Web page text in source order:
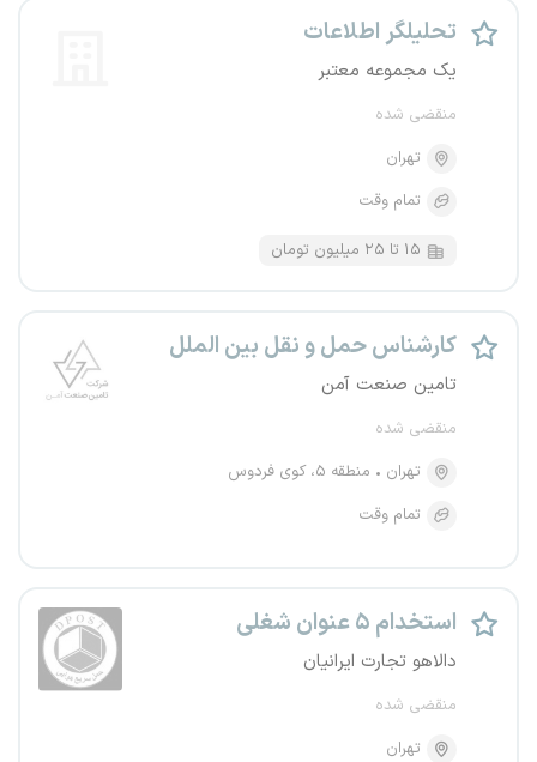
تحلیلگر اطلاعات
یک مجموعه معتبر
منقضی شده
تهران
تمام وقت
۱۵ تا ۲۵ میلیون تومان
کارشناس حمل و نقل بین الملل
تامین صنعت آمن
منقضی شده
تهران
منطقه ۵، کوی فردوس
تمام وقت
استخدام ۵ عنوان شغلی
دالاهو تجارت ایرانیان
منقضی شده
تهران